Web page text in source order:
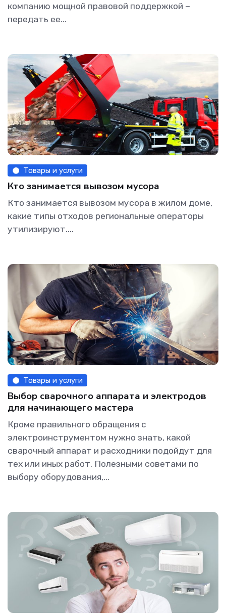
компанию мощной правовой поддержкой –
передать ее...
Товары и услуги
Кто занимается вывозом мусора
Кто занимается вывозом мусора в жилом доме,
какие типы отходов региональные операторы
утилизируют....
Товары и услуги
Выбор сварочного аппарата и электродов
для начинающего мастера
Кроме правильного обращения с
электроинструментом нужно знать, какой
сварочный аппарат и расходники подойдут для
тех или иных работ. Полезными советами по
выбору оборудования,...